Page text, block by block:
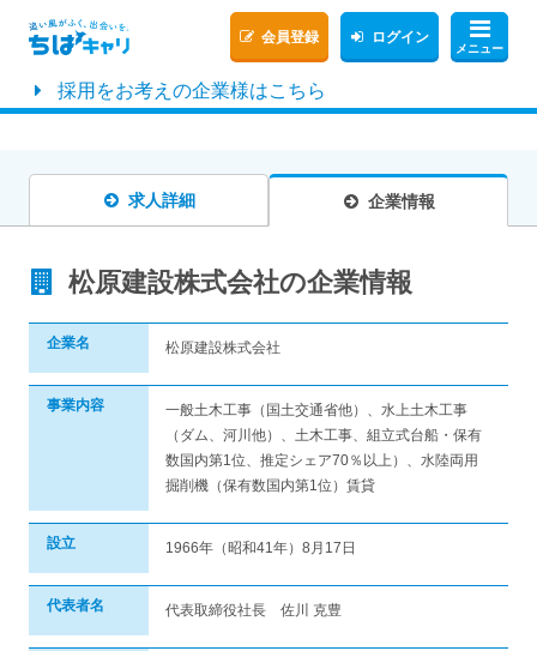
メニュー
会員登録 ログイン
採用をお考えの企業様はこちら
求人詳細 企業情報
松原建設株式会社の企業情報
企業名 松原建設株式会社
事業内容
一般土木工事（国土交通省他）、水上土木工事
（ダム、河川他）、土木工事、組立式台船・保有
数国内第1位、推定シェア70％以上）、水陸両用
掘削機（保有数国内第1位）賃貸
設立 1966年（昭和41年）8月17日
代表者名 代表取締役社長 佐川 克豊